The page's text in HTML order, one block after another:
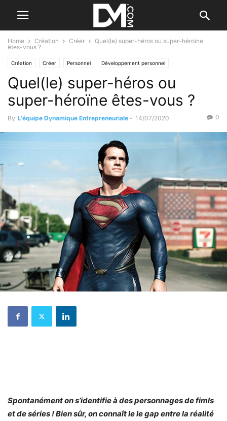
Home Création Créer
Quel(le) super-héros ou super-héroïne
êtes-vous ?
Création Créer Personnel Développement personnel
Quel(le) super-héros ou
super-héroïne êtes-vous ?
By L'équipe Dynamique Entrepreneuriale - 14/07/2020 0
Spontanément on s’identifie à des personnages de fimls
et de séries ! Bien sûr, on connaît le le gap entre la réalité